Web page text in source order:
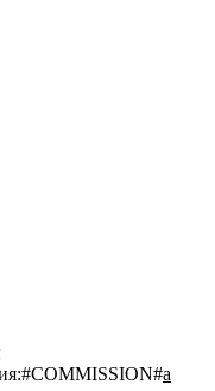
#COMMISSION#a